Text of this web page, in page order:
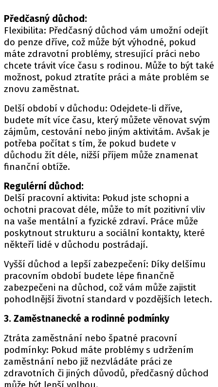
Předčasný důchod:
Flexibilita: Předčasný důchod vám umožní odejít
do penze dříve, což může být výhodné, pokud
máte zdravotní problémy, stresující práci nebo
chcete trávit více času s rodinou. Může to být také
možnost, pokud ztratíte práci a máte problém se
znovu zaměstnat.
Delší období v důchodu: Odejdete-li dříve,
budete mít více času, který můžete věnovat svým
zájmům, cestování nebo jiným aktivitám. Avšak je
potřeba počítat s tím, že pokud budete v
důchodu žít déle, nižší příjem může znamenat
finanční obtíže.
Regulérní důchod:
Delší pracovní aktivita: Pokud jste schopni a
ochotni pracovat déle, může to mít pozitivní vliv
na vaše mentální a fyzické zdraví. Práce může
poskytnout strukturu a sociální kontakty, které
někteří lidé v důchodu postrádají.
Vyšší důchod a lepší zabezpečení: Díky delšímu
pracovním období budete lépe finančně
zabezpečeni na důchod, což vám může zajistit
pohodlnější životní standard v pozdějších letech.
3. Zaměstnanecké a rodinné podmínky
Ztráta zaměstnání nebo špatné pracovní
podmínky: Pokud máte problémy s udržením
zaměstnání nebo již nezvládáte práci ze
zdravotních či jiných důvodů, předčasný důchod